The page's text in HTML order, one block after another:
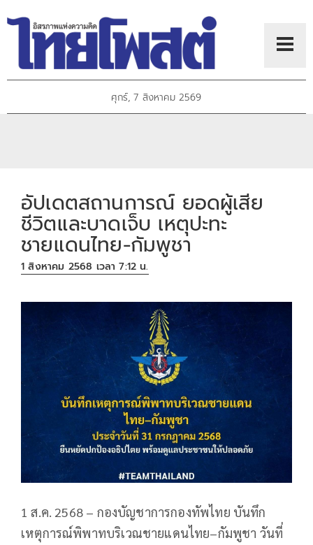
ศุกร์, 7 สิงหาคม 2569
อัปเดตสถานการณ์ ยอดผู้เสีย
ชีวิตและบาดเจ็บ เหตุปะทะ
ชายแดนไทย-กัมพูชา
1 สิงหาคม 2568 เวลา 7:12 น.
1 ส.ค. 2568 – กองบัญชาการกองทัพไทย บันทึก
เหตุการณ์พิพาทบริเวณชายแดนไทย–กัมพูชา วันที่